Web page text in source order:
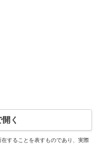
く
することを表すものであり、実際